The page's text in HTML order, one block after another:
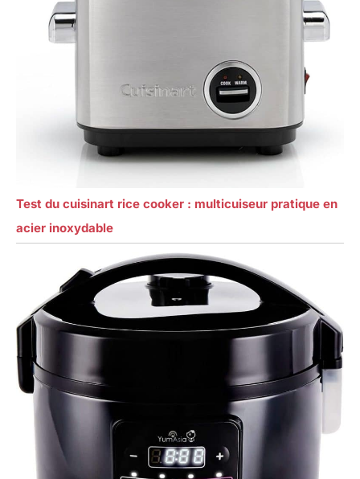
Test du cuisinart rice cooker : multicuiseur pratique en
acier inoxydable